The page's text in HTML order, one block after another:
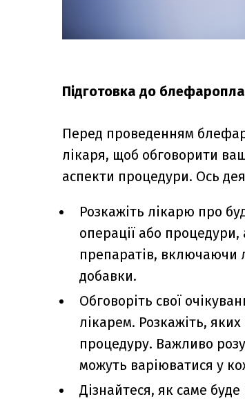
Підготовка до
Перед проведенням
лікаря, щоб обговорити
аспекти процедури. Ось
Розкажіть лікарю про
операції або
препаратів, включаючи
добавки.
Обговоріть свої
лікарем. Розкажіть,
процедуру. Важливо
можуть варіюватися у
Дізнайтеся, як саме